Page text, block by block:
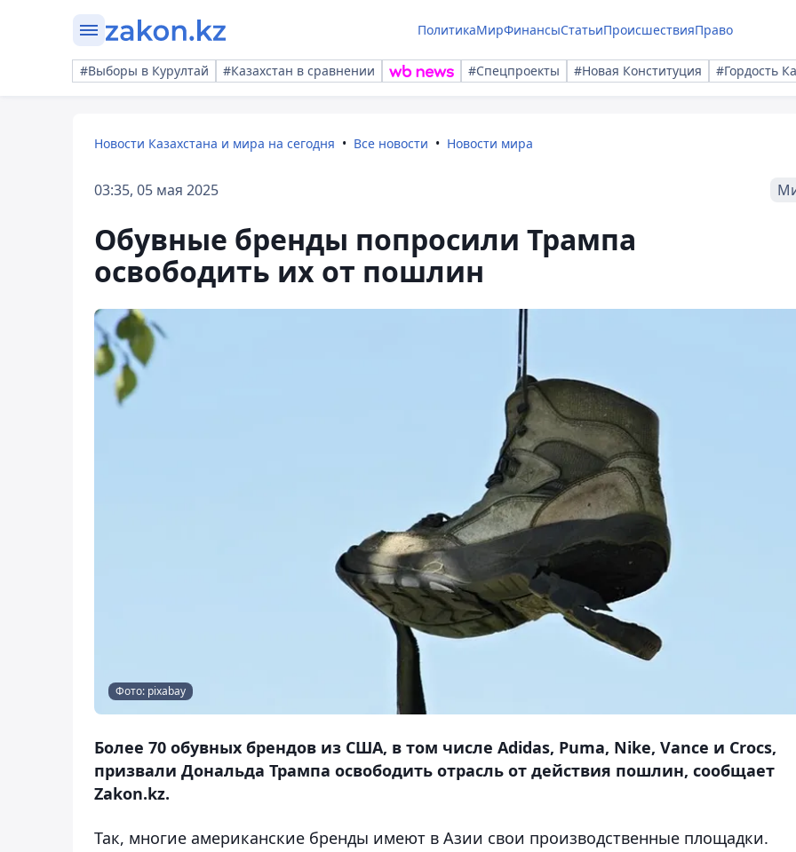
ПолитикаМирФинансыСтатьиПроисшествияПраво
#Выборы в Курултай #Казахстан в сравнении #Спецпроекты #Новая Конституция #Гордость
Новости Казахстана и мира на сегодня Все новости Новости мира
03:35, 05 мая 2025
Обувные бренды попросили Трампа
освободить их от пошлин
Фото: pixabay
Более 70 обувных брендов из США, в том числе Adidas, Puma, Nike, Vance и Crocs,
призвали Дональда Трампа освободить отрасль от действия пошлин, сообщает
Zakon.kz.
Так, многие американские бренды имеют в Азии свои производственные площадки.